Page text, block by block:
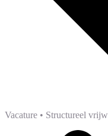
Vacature • Structureel